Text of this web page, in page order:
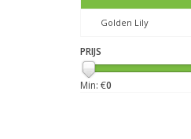
Golden Lily
PRIJS
Min: €0